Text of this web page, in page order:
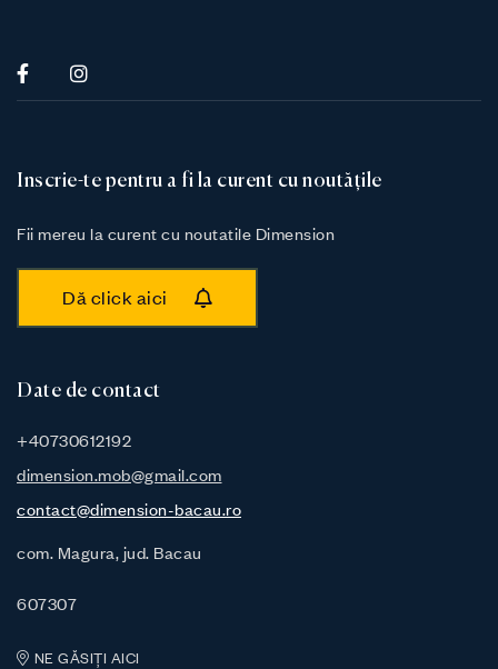
Inscrie-te pentru a fi la curent cu noutățile
Fii mereu la curent cu noutatile Dimension
Dă click aici
Date de contact
+40730612192
dimension.mob@gmail.com
contact@dimension-bacau.ro
com. Magura, jud. Bacau
607307
NE GĂSIȚI AICI